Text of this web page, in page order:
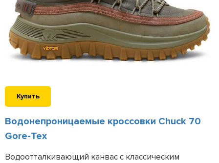
Купить
Водонепроницаемые кроссовки Chuck 70
Gore-Tex
Водоотталкивающий канвас с классическим